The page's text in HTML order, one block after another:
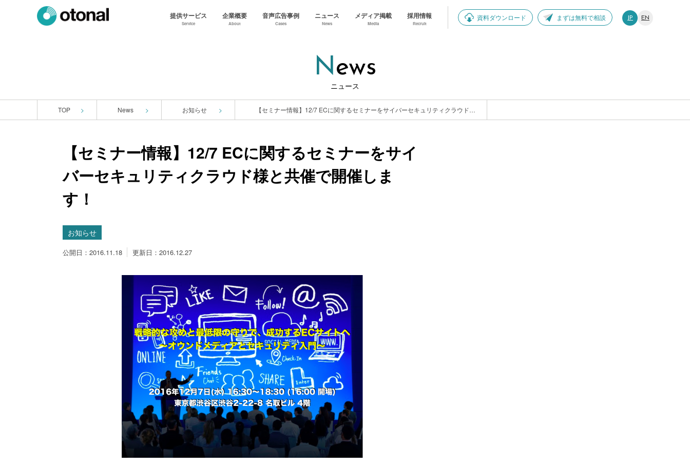
提供サービス
Service
企業概要
About
音声広告事例
Cases
ニュース
News
メディア掲載
Media
採用情報
Recruit
資料ダウンロード まずは無料で相談 JP EN
News
ニュース
TOP News お知らせ 【セミナー情報】12/7 ECに関するセミナーをサイバーセキュリティクラウド様と共催で開催します！
【セミナー情報】12/7 ECに関するセミナーをサイ
バーセキュリティクラウド様と共催で開催しま
す！
お知らせ
公開日：2016.11.18 更新日：2016.12.27